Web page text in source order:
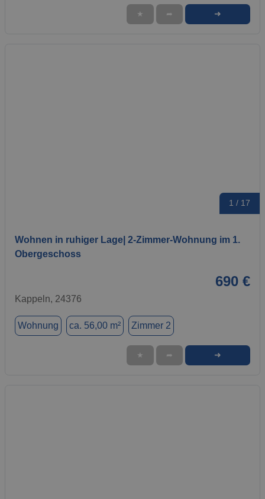
★ ➦ ➜
1 / 17
Wohnen in ruhiger Lage| 2-Zimmer-Wohnung im 1.
Obergeschoss
690 €
Kappeln, 24376
Wohnung ca. 56,00 m² Zimmer 2
★ ➦ ➜